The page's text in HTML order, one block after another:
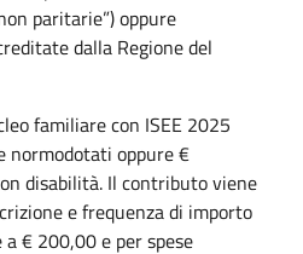
paritarie”) oppure
dalla Regione del
familiare con ISEE 2025
normodotati oppure €
disabilità. Il contributo viene
e frequenza di importo
€ 200,00 e per spese